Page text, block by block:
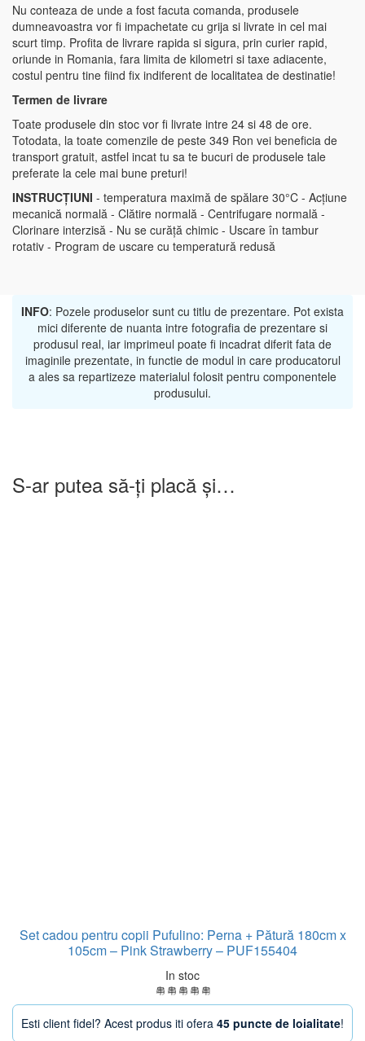
Nu conteaza de unde a fost facuta comanda, produsele
dumneavoastra vor fi impachetate cu grija si livrate in cel mai
scurt timp. Profita de livrare rapida si sigura, prin curier rapid,
oriunde in Romania, fara limita de kilometri si taxe adiacente,
costul pentru tine fiind fix indiferent de localitatea de destinatie!
Termen de livrare
Toate produsele din stoc vor fi livrate intre 24 si 48 de ore.
Totodata, la toate comenzile de peste 349 Ron vei beneficia de
transport gratuit, astfel incat tu sa te bucuri de produsele tale
preferate la cele mai bune preturi!
INSTRUCȚIUNI - temperatura maximă de spălare 30°C - Acțiune
mecanică normală - Clătire normală - Centrifugare normală -
Clorinare interzisă - Nu se curăță chimic - Uscare în tambur
rotativ - Program de uscare cu temperatură redusă
INFO: Pozele produselor sunt cu titlu de prezentare. Pot exista
mici diferente de nuanta intre fotografia de prezentare si
produsul real, iar imprimeul poate fi incadrat diferit fata de
imaginile prezentate, in functie de modul in care producatorul
a ales sa repartizeze materialul folosit pentru componentele
produsului.
S-ar putea să-ți placă și…
Set cadou pentru copii Pufulino: Perna + Pătură 180cm x
105cm – Pink Strawberry – PUF155404
In stoc
Esti client fidel? Acest produs iti ofera 45 puncte de loialitate!